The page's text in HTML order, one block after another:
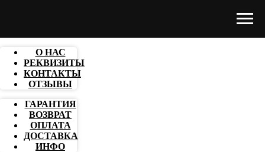
О НАС
РЕКВИЗИТЫ
КОНТАКТЫ
ОТЗЫВЫ
ГАРАНТИЯ
ВОЗВРАТ
ОПЛАТА
ДОСТАВКА
ИНФО